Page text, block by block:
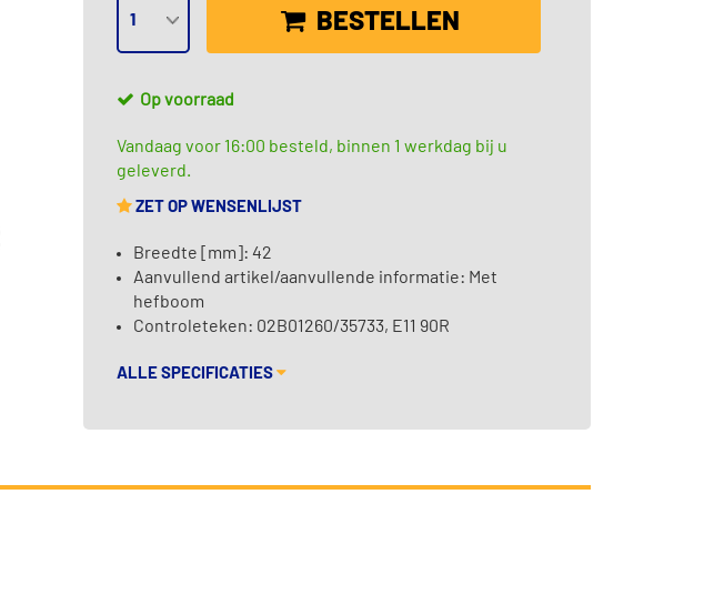
BESTELLEN
Op voorraad
Vandaag voor 16:00 besteld, binnen 1 werkdag bij u
geleverd.
ZET OP WENSENLIJST
Breedte [mm]: 42
Aanvullend artikel/aanvullende informatie: Met
hefboom
Controleteken: 02B01260/35733, E11 90R
ALLE SPECIFICATIES